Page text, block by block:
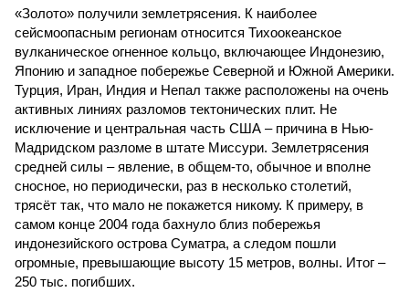
«Золото» получили землетрясения. К наиболее
сейсмоопасным регионам относится Тихоокеанское
вулканическое огненное кольцо, включающее Индонезию,
Японию и западное побережье Северной и Южной Америки.
Турция, Иран, Индия и Непал также расположены на очень
активных линиях разломов тектонических плит. Не
исключение и центральная часть США – причина в Нью-
Мадридском разломе в штате Миссури. Землетрясения
средней силы – явление, в общем-то, обычное и вполне
сносное, но периодически, раз в несколько столетий,
трясёт так, что мало не покажется никому. К примеру, в
самом конце 2004 года бахнуло близ побережья
индонезийского острова Суматра, а следом пошли
огромные, превышающие высоту 15 метров, волны. Итог –
250 тыс. погибших.